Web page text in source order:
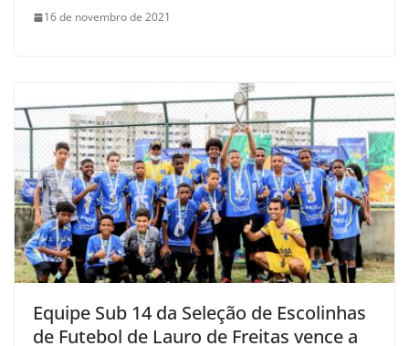
16 de novembro de 2021
Equipe Sub 14 da Seleção de Escolinhas
de Futebol de Lauro de Freitas vence a